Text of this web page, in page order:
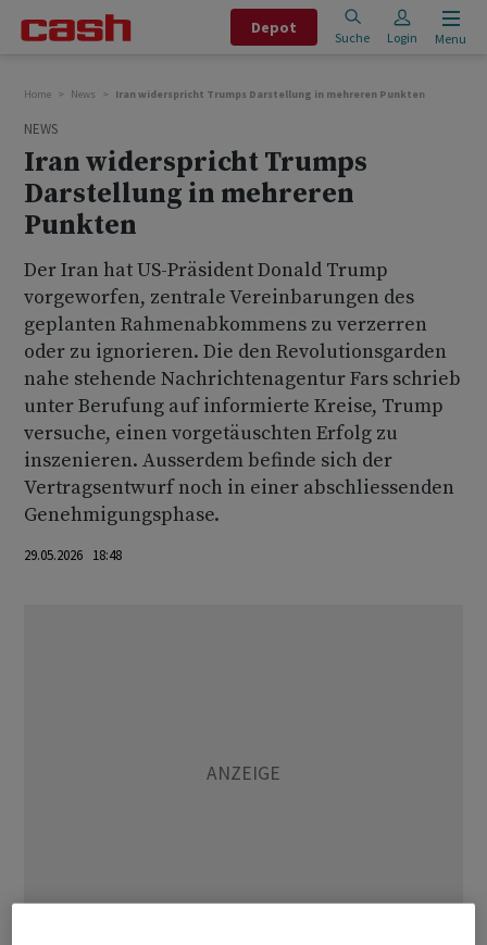
Depot
Suche Login Menu
Home News Iran widerspricht Trumps Darstellung in mehreren Punkten
NEWS
Iran widerspricht Trumps
Darstellung in mehreren
Punkten
Der Iran hat US-Präsident Donald Trump
vorgeworfen, zentrale Vereinbarungen des
geplanten Rahmenabkommens zu verzerren
oder zu ignorieren. Die den Revolutionsgarden
nahe stehende Nachrichtenagentur Fars schrieb
unter Berufung auf informierte Kreise, Trump
versuche, einen vorgetäuschten Erfolg zu
inszenieren. Ausserdem befinde sich der
Vertragsentwurf noch in einer abschliessenden
Genehmigungsphase.
29.05.2026 18:48